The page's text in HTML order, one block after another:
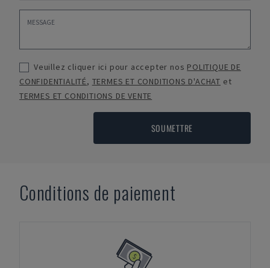
Veuillez cliquer ici pour accepter nos POLITIQUE DE
CONFIDENTIALITÉ, TERMES ET CONDITIONS D'ACHAT et
TERMES ET CONDITIONS DE VENTE
SOUMETTRE
Conditions de paiement